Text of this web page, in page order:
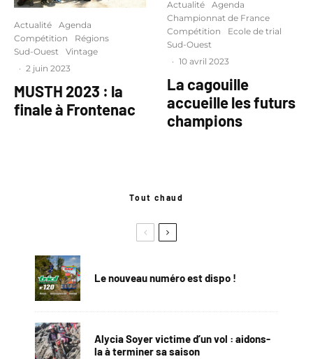
Actualité
Agenda
Compétition
Régions
Sud-Ouest
Vintage
· 2 juin 2023
MUSTH 2023 : la
finale à Frontenac
Actualité
Agenda
Championnat de France
Compétition
Ecole de trial
Sud-Ouest
· 10 avril 2023
La cagouille
accueille les futurs
champions
Tout chaud
Le nouveau numéro est dispo !
Alycia Soyer victime d’un vol : aidons-
la à terminer sa saison